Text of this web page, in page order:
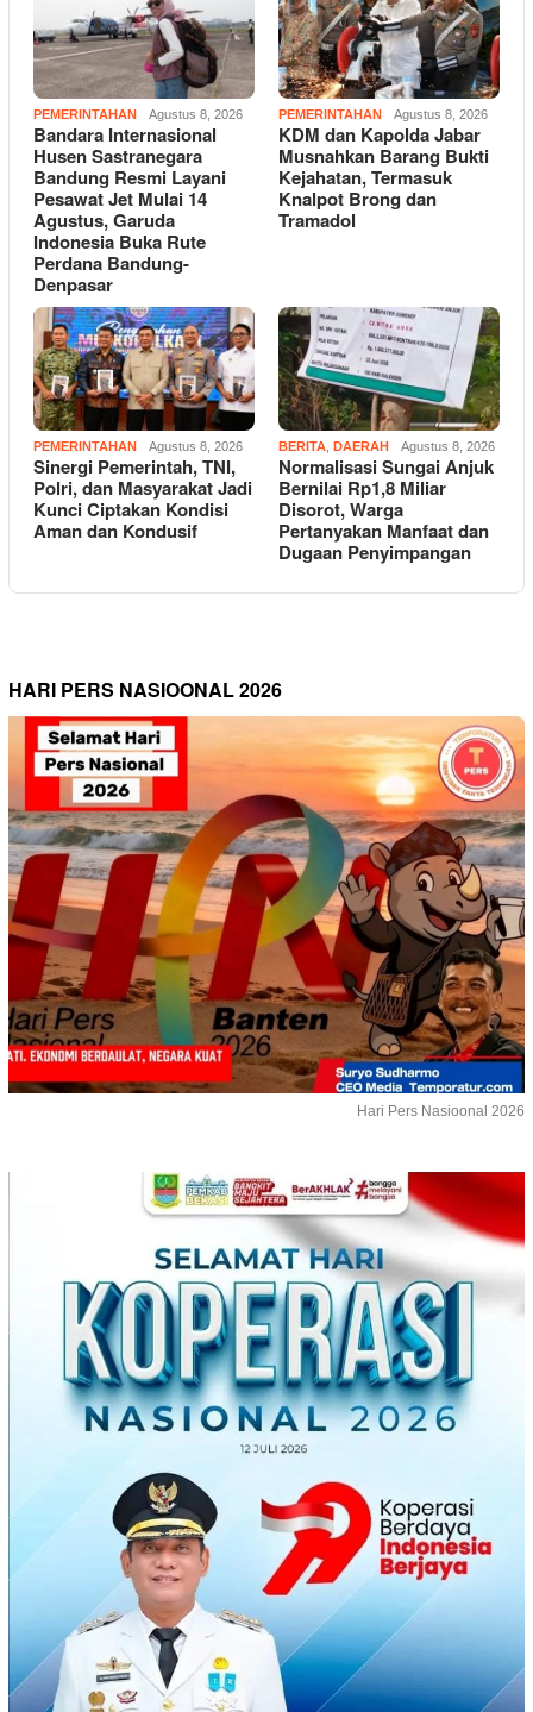
PEMERINTAHAN Agustus 8, 2026
Bandara Internasional
Husen Sastranegara
Bandung Resmi Layani
Pesawat Jet Mulai 14
Agustus, Garuda
Indonesia Buka Rute
Perdana Bandung-
Denpasar
PEMERINTAHAN Agustus 8, 2026
KDM dan Kapolda Jabar
Musnahkan Barang Bukti
Kejahatan, Termasuk
Knalpot Brong dan
Tramadol
PEMERINTAHAN Agustus 8, 2026
Sinergi Pemerintah, TNI,
Polri, dan Masyarakat Jadi
Kunci Ciptakan Kondisi
Aman dan Kondusif
BERITA, DAERAH Agustus 8, 2026
Normalisasi Sungai Anjuk
Bernilai Rp1,8 Miliar
Disorot, Warga
Pertanyakan Manfaat dan
Dugaan Penyimpangan
HARI PERS NASIOONAL 2026
Hari Pers Nasioonal 2026